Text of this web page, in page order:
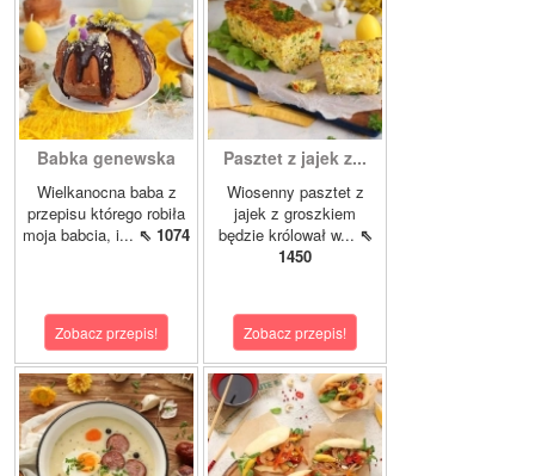
Babka genewska
Wielkanocna baba z
przepisu którego robiła
moja babcia, i... ⇖ 1074
Zobacz przepis!
Pasztet z jajek z...
Wiosenny pasztet z
jajek z groszkiem
będzie królował w... ⇖
1450
Zobacz przepis!